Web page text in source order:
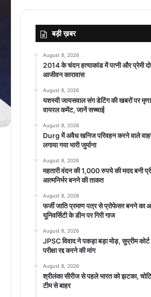
बड़ी ख़बर
August 8, 2026
2014 के चंदन हत्याकांड में पत्नी और प्रेमी
आजीवन कारावास
August 8, 2026
यशस्वी जायसवाल संग डेटिंग की खबरों पर
वायरल कमेंट, जानें सच्चाई
August 8, 2026
Durg में अवैध खनिज परिवहन करने वाले
लगाया गया भारी जुर्माना
August 8, 2026
महतारी वंदन की 1,000 रुपये की मदद बनी
आत्मनिर्भर बनने की ताकत
August 8, 2026
फर्जी जाति प्रमाण पत्र से प्रोफेसर बनने का
यूनिवर्सिटी के डीन पर गिरी गाज
August 8, 2026
JPSC विवाद ने पकड़ा बड़ा मोड़, सुप्रीम
परीक्षा रद्द करने की मांग
August 8, 2026
श्रीलंका सीरीज से पहले भारत को झटका,
टीम से बाहर